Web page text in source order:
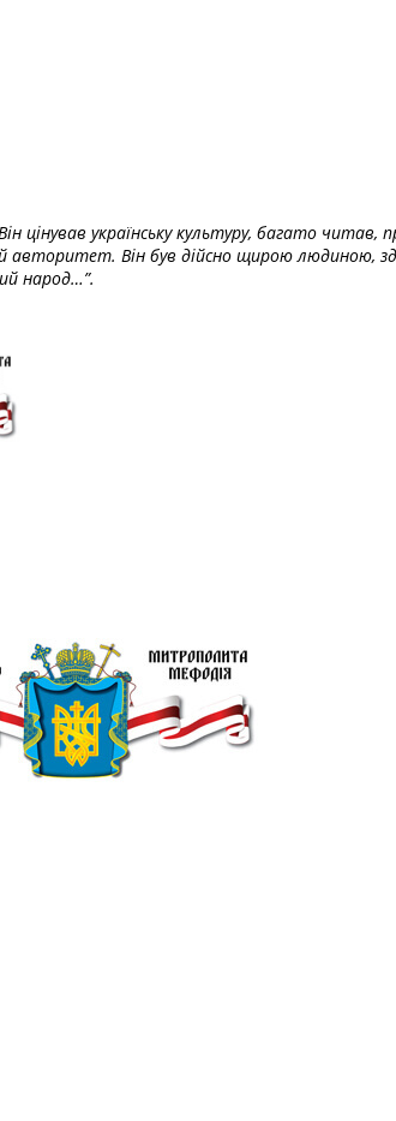
українську культуру, багато читав,
авторитет. Він був дійсно щирою людиною,
народ…”.